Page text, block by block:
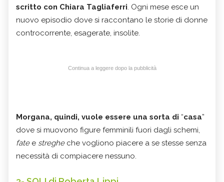
scritto con Chiara Tagliaferri. Ogni mese esce un
nuovo episodio dove si raccontano le storie di donne
controcorrente, esagerate, insolite.
Continua a leggere dopo la pubblicità
Morgana, quindi, vuole essere una sorta di “casa”
dove si muovono figure femminili fuori dagli schemi,
fate e stregheche vogliono piacere a se stesse senza
necessità di compiacere nessuno.